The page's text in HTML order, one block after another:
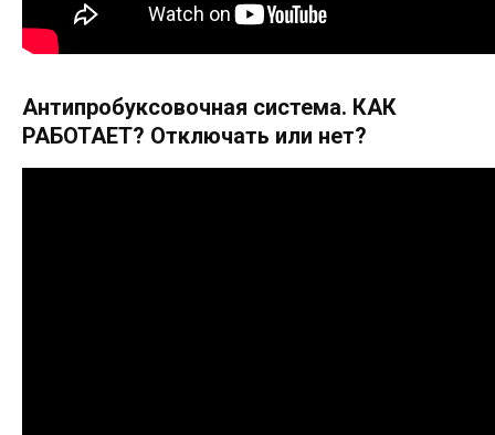
Антипробуксовочная система. КАК
РАБОТАЕТ? Отключать или нет?